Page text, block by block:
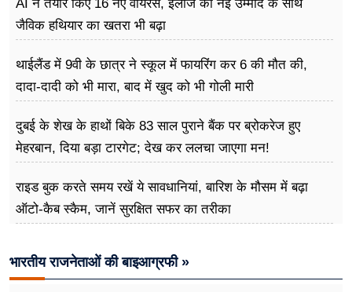
AI ने तैयार किए 16 नए वायरस, इलाज की नई उम्मीद के साथ
जैविक हथियार का खतरा भी बढ़ा
थाईलैंड में 9वी के छात्र ने स्कूल में फायरिंग कर 6 की मौत की,
दादा-दादी को भी मारा, बाद में खुद को भी गोली मारी
दुबई के शेख के हाथों बिके 83 साल पुराने बैंक पर ब्रोकरेज हुए
मेहरबान, दिया बड़ा टारगेट; देख कर ललचा जाएगा मन!
राइड बुक करते समय रखें ये सावधानियां, बारिश के मौसम में बढ़ा
ऑटो-कैब स्कैम, जानें सुरक्षित सफर का तरीका
भारतीय राजनेताओं की बाइआग्रफी »